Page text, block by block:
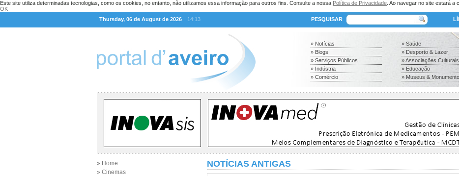
Este site utiliza determinadas tecnologias, como os cookies, no entanto, não utilizamos essa informação para outros fins. Consulte a nossa Política de Privacidade . Ao navegar no site estará a
OK
Thursday, 06 de August de 2026
14:13 PESQUISAR
» Notícias
» Blogs
» Serviços Públicos
» Indústria
» Comércio
» Saúde
» Desporto & Lazer
» Associações Culturais
» Educação
» Museus &
» Home
» Cinemas
NOTÍCIAS ANTIGAS